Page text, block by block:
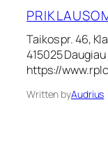
n
r
a
s
p
d
o
s
r
Taikos pr. 46,
415025
https://
Written byAudrius